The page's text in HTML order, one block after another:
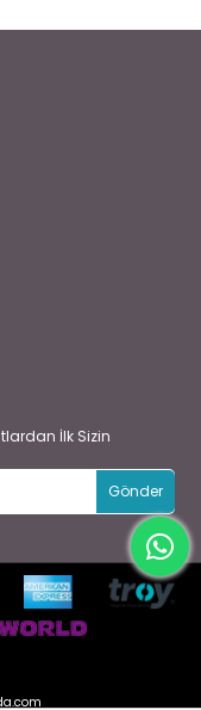
İlk Sizin
Gönder